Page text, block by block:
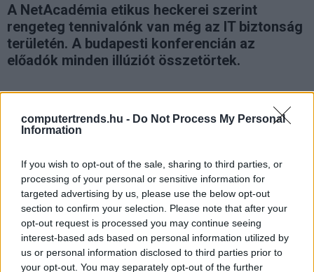
computertrends.hu - Do Not Process My Personal
Information
If you wish to opt-out of the sale, sharing to third parties, or
processing of your personal or sensitive information for
targeted advertising by us, please use the below opt-out
section to confirm your selection. Please note that after your
opt-out request is processed you may continue seeing
interest-based ads based on personal information utilized by
us or personal information disclosed to third parties prior to
your opt-out. You may separately opt-out of the further
A NetAcadémia etikus heckerei szerint
rengeteg tennivalónk van még az IT biztonság
területén. A budapesti konferencián az
előadók minden illúziót összetörtek.
A legnagyobb hacker-legendáról,Kevin Mitnickrőlkészült
illúzió a tökéletes biztonság, nem létezik ellophatatlan
adat. A múlt héten Budapesten demonstráltak a hazai
fehérgallárosok, egész pontosan azok, akiket azért
foglalkoztatnak az adataikat féltő bankok, vállalatok,
hogy biztonságosabb rendszerek fogadják a jó és rossz
szándékkal érkező virtuális látogatókat.